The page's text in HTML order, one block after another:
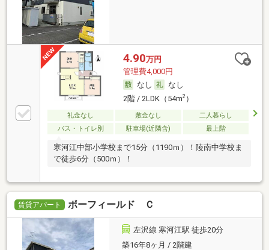
4.90万円
管理費4,000円
なし
なし
2階 / 2LDK（54m2）
礼金なし 敷金なし
二人暮らし
バス・トイレ別
駐車場(近隣含) 最上階
寒河江中部小学校まで15分（1190ｍ）！陵南中学校ま
で徒歩6分（500ｍ）！
賃貸アパート ボーフィールド Ｃ
左沢線 寒河江駅 徒歩20分
築16年8ヶ月 / 2階建